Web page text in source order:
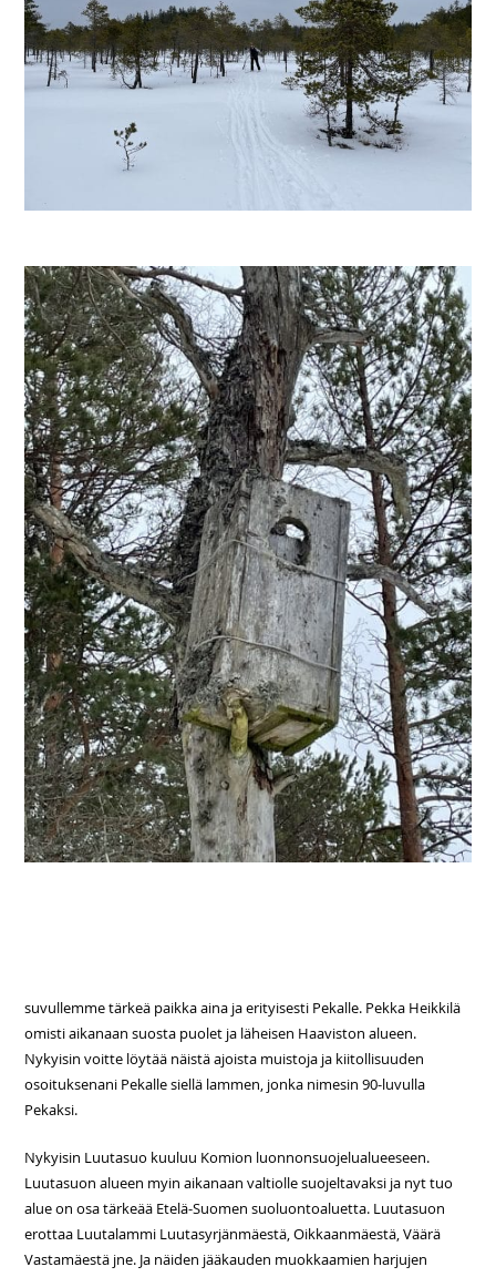
suvullemme tärkeä paikka aina ja erityisesti Pekalle. Pekka Heikkilä
omisti aikanaan suosta puolet ja läheisen Haaviston alueen.
Nykyisin voitte löytää näistä ajoista muistoja ja kiitollisuuden
osoituksenani Pekalle siellä lammen, jonka nimesin 90-luvulla
Pekaksi.
Nykyisin Luutasuo kuuluu Komion luonnonsuojelualueeseen.
Luutasuon alueen myin aikanaan valtiolle suojeltavaksi ja nyt tuo
alue on osa tärkeää Etelä-Suomen suoluontoaluetta. Luutasuon
erottaa Luutalammi Luutasyrjänmäestä, Oikkaanmäestä, Väärä
Vastamäestä jne. Ja näiden jääkauden muokkaamien harjujen